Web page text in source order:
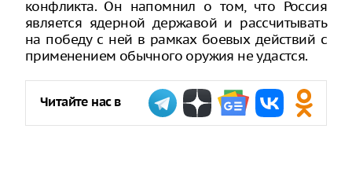
конфликта. Он напомнил о том, что Россия
является ядерной державой и рассчитывать
на победу с ней в рамках боевых действий с
применением обычного оружия не удастся.
Читайте нас в